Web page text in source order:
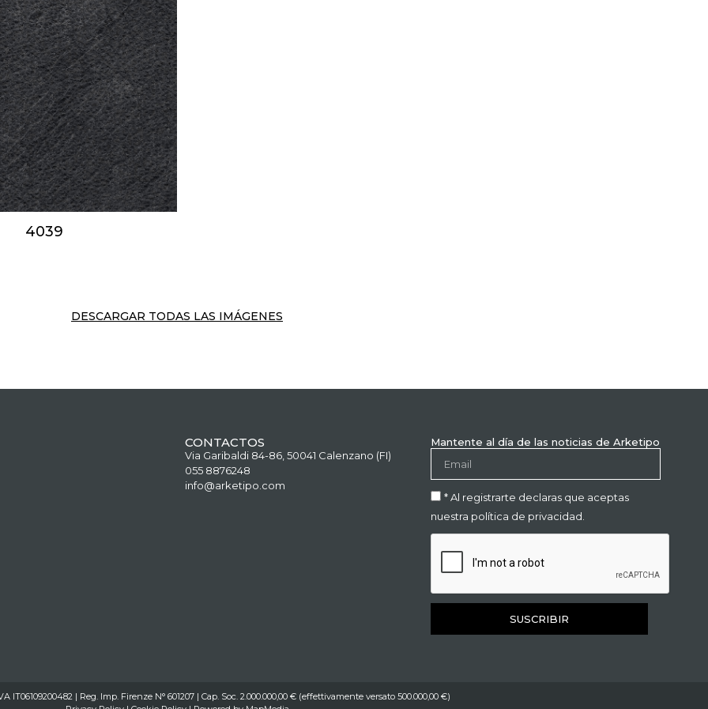
4039
DESCARGAR TODAS LAS IMÁGENES
CONTACTOS
Via Garibaldi 84-86, 50041 Calenzano (FI)
055 8876248
info@arketipo.com
Mantente al día de las noticias de Arketipo
* Al registrarte declaras que aceptas
nuestra política de privacidad.
SUSCRIBIR
IT06109200482 | Reg. Imp. Firenze N° 601207 | Cap. Soc. 2.000.000,00 € (effettivamente versato 500.000,00 €)